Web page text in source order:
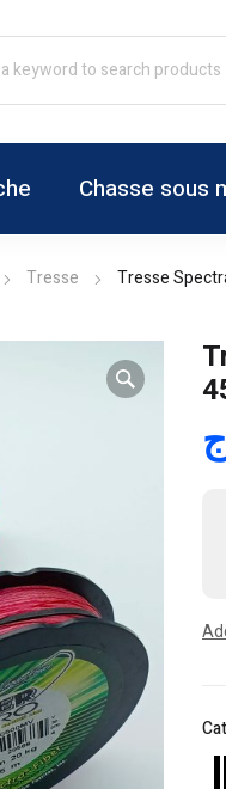
Chasse sous
Tresse Tresse